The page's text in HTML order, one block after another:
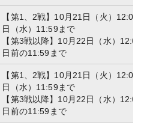
【第1、2戦】10月21日（火）12:00 ～ 10
日（水）11:59まで
【第3戦以降】10月22日（水）12:00 ～
日前の11:59まで
【第1、2戦】10月21日（火）12:00 ～ 10
日（水）11:59まで
【第3戦以降】10月22日（水）12:00 ～
日前の11:59まで